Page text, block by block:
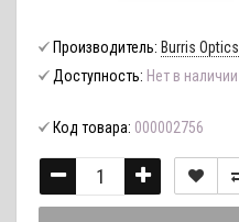
Производитель: Burris Optics
Доступность: Нет в наличии
Код товара: 000002756